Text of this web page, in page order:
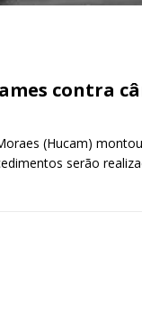
contra
(Hucam)
serão